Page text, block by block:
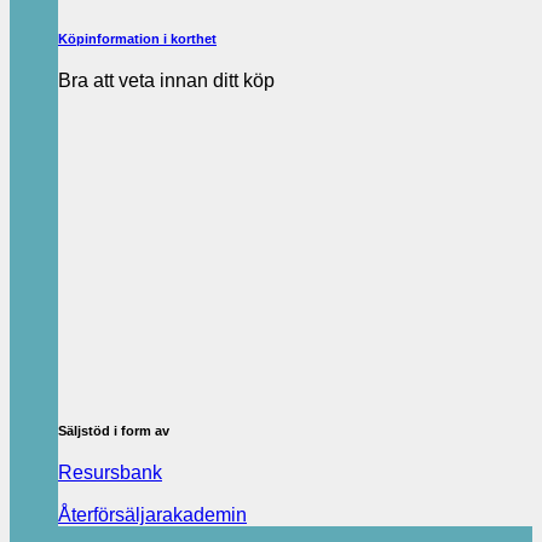
Köpinformation i korthet
Bra att veta innan ditt köp
Säljstöd i form av
Resursbank
Återförsäljarakademin